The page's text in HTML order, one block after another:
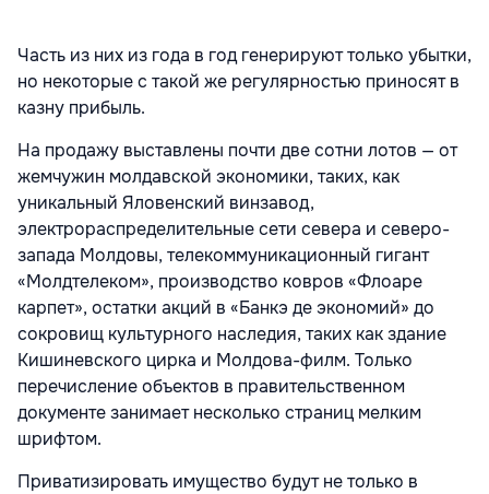
Часть из них из года в год генерируют только убытки,
но некоторые с такой же регулярностью приносят в
казну прибыль.
На продажу выставлены почти две сотни лотов — от
жемчужин молдавской экономики, таких, как
уникальный Яловенский винзавод,
электрораспределительные сети севера и северо-
запада Молдовы, телекоммуникационный гигант
«Молдтелеком», производство ковров «Флоаре
карпет», остатки акций в «Банкэ де экономий» до
сокровищ культурного наследия, таких как здание
Кишиневского цирка и Молдова-филм. Только
перечисление объектов в правительственном
документе занимает несколько страниц мелким
шрифтом.
Приватизировать имущество будут не только в